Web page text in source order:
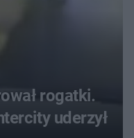
rogatki.
uderzył